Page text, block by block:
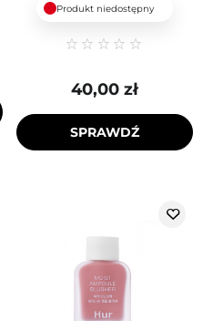
Produkt niedostępny
40,00 zł
SPRAWDŹ